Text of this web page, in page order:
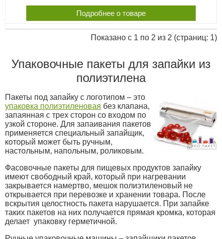
Подробнее о товаре
Показано с 1 по 2 из 2 (страниц: 1)
Упаковочные пакеты для запайки из
полиэтилена
Пакеты под запайку с логотипом – это
упаковка полиэтиленовая без клапана,
запаянная с трех сторон со входом по
узкой стороне. Для запаивания пакетов
применяется специальный запайщик,
который может быть ручным,
настольным, напольным, роликовым.
Фасовочные пакеты для пищевых продуктов запайку
имеют свободный край, который при нагревании
закрывается намертво, мешок полиэтиленовый не
открывается при перевозке и хранении товара. После
вскрытия целостность пакета нарушается. При запайке
таких пакетов на них получается прямая кромка, которая
делает упаковку герметичной.